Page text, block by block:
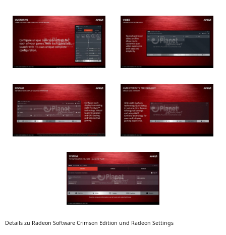
Details zu Rade­on Soft­ware Crims­on Edi­ti­on und Rade­on Settings